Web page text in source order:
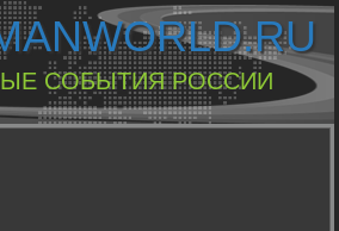
СОБЫТИЯ РОССИИ